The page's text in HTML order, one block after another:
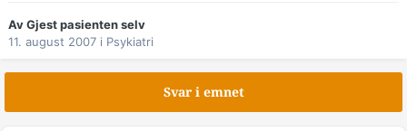
Av Gjest pasienten selv
11. august 2007 i Psykiatri
Svar i emnet